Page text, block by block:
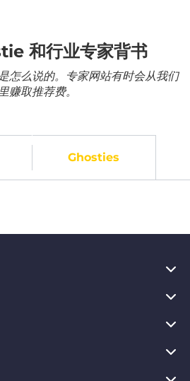
和行业专家背书
怎么说的。专家网站有时会从我们
赚取推荐费。
Ghosties